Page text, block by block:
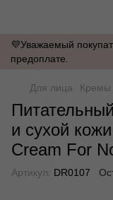
💜Уважаемый
предоплате.
Для лица Кремы
и сухой
Cream For
Артикул: DR0107